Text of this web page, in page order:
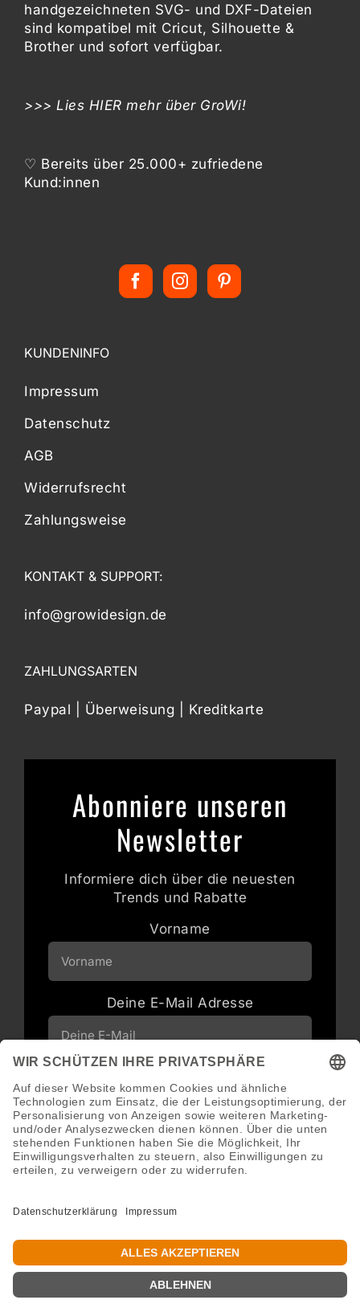
handgezeichneten SVG- und DXF-Dateien
sind kompatibel mit Cricut, Silhouette &
Brother und sofort verfügbar.
>>> Lies HIER mehr über GroWi!
♡ Bereits über 25.000+ zufriedene
Kund:innen
KUNDENINFO
Impressum
Datenschutz
AGB
Widerrufsrecht
Zahlungsweise
KONTAKT & SUPPORT:
info@growidesign.de
ZAHLUNGSARTEN
Paypal | Überweisung | Kreditkarte
Abonniere unseren
Newsletter
Informiere dich über die neuesten
Trends und Rabatte
Vorname
Deine E-Mail Adresse
erhalten
Abonnieren
Abmeldung jederzeit möglich.